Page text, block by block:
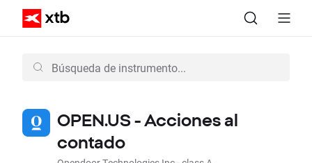
OPEN.US - Acciones al
contado